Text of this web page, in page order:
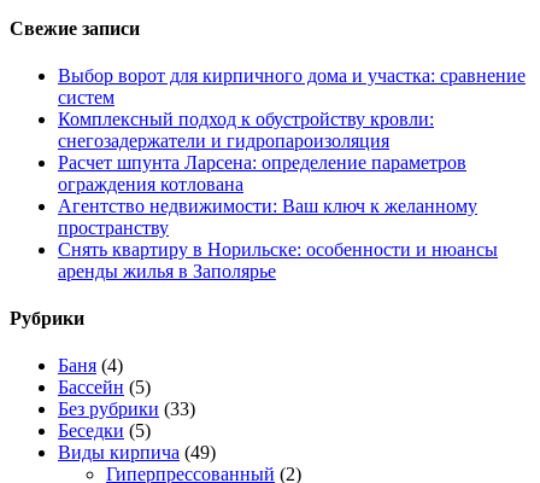
Свежие записи
Выбор ворот для кирпичного дома и участка: сравнение
систем
Комплексный подход к обустройству кровли:
снегозадержатели и гидропароизоляция
Расчет шпунта Ларсена: определение параметров
ограждения котлована
Агентство недвижимости: Ваш ключ к желанному
пространству
Снять квартиру в Норильске: особенности и нюансы
аренды жилья в Заполярье
Рубрики
Баня (4)
Бассейн (5)
Без рубрики (33)
Беседки (5)
Виды кирпича (49)
Гиперпрессованный (2)